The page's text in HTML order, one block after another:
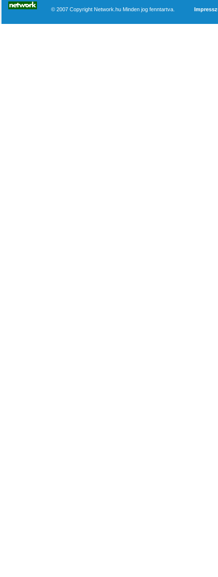
© 2007 Copyright Network.hu Minden jog fenntartva.